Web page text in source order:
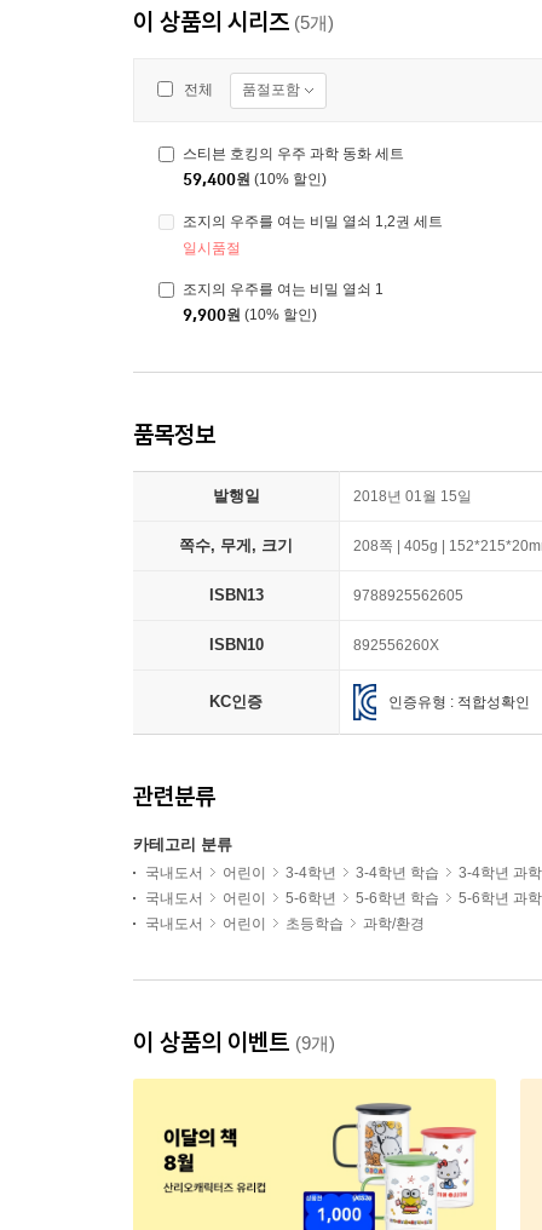
이 상품의 시리즈 (5개)
전체 품절포함
스티븐 호킹의 우주 과학 동화 세트
59,400원 (10% 할인)
조지의 우주를 여는 비밀 열쇠 1,2권 세트
일시품절
조지의 우주를 여는 비밀 열쇠 1
9,900원 (10% 할인)
품목정보
발행일 2018년 01월 15일
쪽수, 무게, 크기 208쪽 | 405g |
ISBN13 9788925562605
ISBN10 892556260X
KC인증 인증유형 : 적합성확인
관련분류
카테고리 분류
국내도서 어린이 3-4학년 3-4학년 학습
3-4학년 과
국내도서
어린이 5-6학년 5-6학년 학습
5-6학년 과
국내도서
어린이 초등학습 과학/환경
이 상품의 이벤트 (9개)